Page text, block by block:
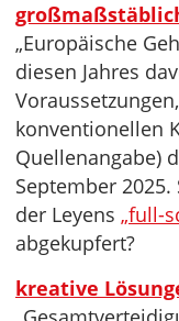
„Europäische
diesen Jahres
konventionellen
Quellenangabe)
September
der Leyens „full-
abgekupfert?
kreative